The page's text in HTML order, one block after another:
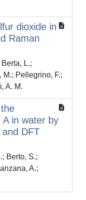
dioxide in
Raman
L.;
Pellegrino, F.;
A. M.
in water by
DFT
Berto, S.;
A.;